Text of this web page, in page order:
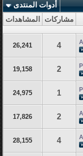
أدوات المنتدى
مشاركات المشاهدات
4
26,241
2
19,158
1
24,975
2
17,826
4
28,155